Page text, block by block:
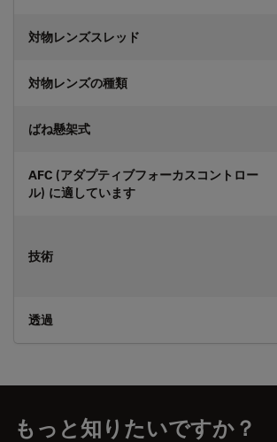
対物レンズスレッド
対物レンズの種類
ばね懸架式
AFC (アダプティブフォーカスコントロー
ル) に適しています
技術
透過
もっと知りたいですか？